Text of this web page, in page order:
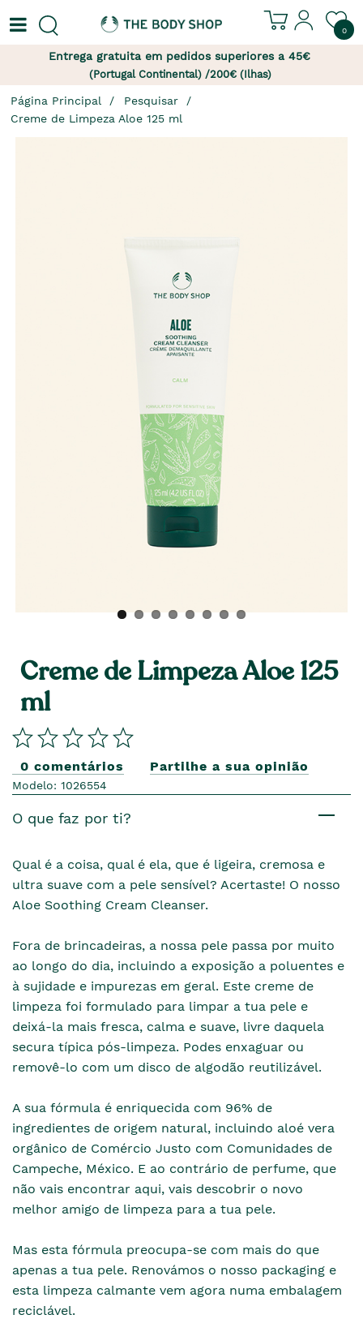
0
Entrega gratuita em pedidos superiores a 45€
(Portugal Continental) /200€ (Ilhas)
Página Principal
Pesquisar
Creme de Limpeza Aloe 125 ml
Creme de Limpeza Aloe 125
ml
0 comentários Partilhe a sua opinião
Modelo: 1026554
O que faz por ti?
Qual é a coisa, qual é ela, que é ligeira, cremosa e
ultra suave com a pele sensível? Acertaste! O nosso
Aloe Soothing Cream Cleanser.
Fora de brincadeiras, a nossa pele passa por muito
ao longo do dia, incluindo a exposição a poluentes e
à sujidade e impurezas em geral. Este creme de
limpeza foi formulado para limpar a tua pele e
deixá-la mais fresca, calma e suave, livre daquela
secura típica pós-limpeza. Podes enxaguar ou
removê-lo com um disco de algodão reutilizável.
A sua fórmula é enriquecida com 96% de
ingredientes de origem natural, incluindo aloé vera
orgânico de Comércio Justo com Comunidades de
Campeche, México. E ao contrário de perfume, que
não vais encontrar aqui, vais descobrir o novo
melhor amigo de limpeza para a tua pele.
Mas esta fórmula preocupa-se com mais do que
apenas a tua pele. Renovámos o nosso packaging e
esta limpeza calmante vem agora numa embalagem
reciclável.